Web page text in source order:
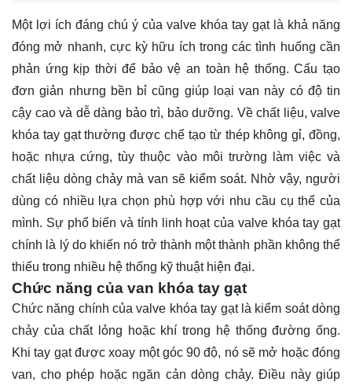
Một lợi ích đáng chú ý của valve khóa tay gạt là khả năng
đóng mở nhanh, cực kỳ hữu ích trong các tình huống cần
phản ứng kịp thời để bảo vệ an toàn hệ thống. Cấu tạo
đơn giản nhưng bền bỉ cũng giúp loại van này có độ tin
cậy cao và dễ dàng bảo trì, bảo dưỡng. Về chất liệu, valve
khóa tay gạt thường được chế tạo từ thép không gỉ, đồng,
hoặc nhựa cứng, tùy thuộc vào môi trường làm việc và
chất liệu dòng chảy mà van sẽ kiểm soát. Nhờ vậy, người
dùng có nhiều lựa chọn phù hợp với nhu cầu cụ thể của
mình. Sự phổ biến và tính linh hoạt của valve khóa tay gạt
chính là lý do khiến nó trở thành một thành phần không thể
thiếu trong nhiều hệ thống kỹ thuật hiện đại.
Chức năng của van khóa tay gạt
Chức năng chính của valve khóa tay gạt là kiểm soát dòng
chảy của chất lỏng hoặc khí trong hệ thống đường ống.
Khi tay gạt được xoay một góc 90 độ, nó sẽ mở hoặc đóng
van, cho phép hoặc ngăn cản dòng chảy. Điều này giúp